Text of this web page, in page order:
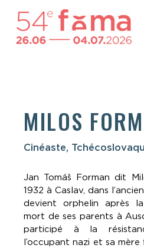
MILOS
Cinéaste,
Jan Tomáš Forman dit
1932 à Caslav, dans
devient orphelin après
mort de ses parents à
participé à la
l’occupant nazi et sa